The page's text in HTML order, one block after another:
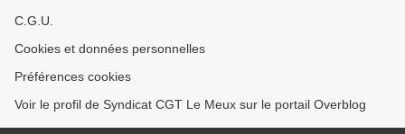
C.G.U.
Cookies et données personnelles
Préférences cookies
Voir le profil de Syndicat CGT Le Meux sur le portail Overblog